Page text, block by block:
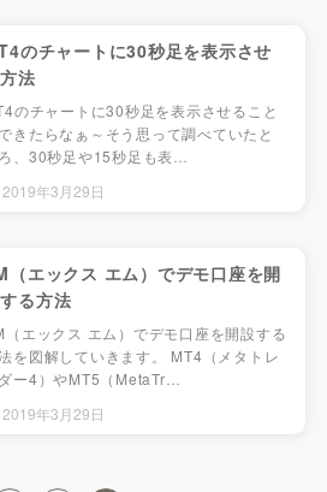
のチャートに30秒足を表示させ
法
のチャートに30秒足を表示させること
きたらなぁ～そう思って調べていたと
、30秒足や15秒足も表…
2019年3月29日
（エックス エム）でデモ口座を開
る方法
（エックス エム）でデモ口座を開設する
を図解していきます。 MT4（メタトレ
ー4）やMT5（MetaTr…
2019年3月29日